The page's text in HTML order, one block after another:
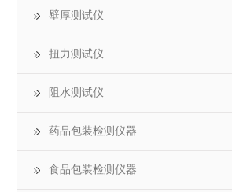
壁厚测试仪
扭力测试仪
阻水测试仪
药品包装检测仪器
食品包装检测仪器